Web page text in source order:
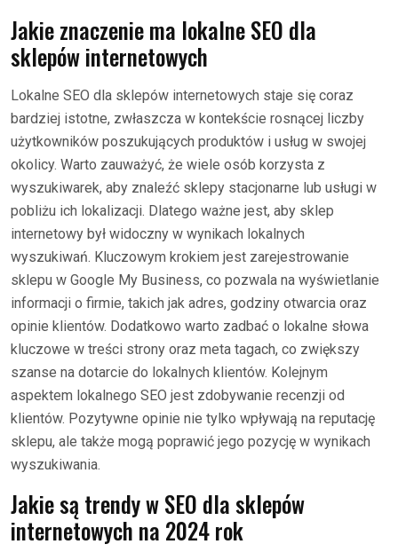
Jakie znaczenie ma lokalne SEO dla
sklepów internetowych
Lokalne SEO dla sklepów internetowych staje się coraz
bardziej istotne, zwłaszcza w kontekście rosnącej liczby
użytkowników poszukujących produktów i usług w swojej
okolicy. Warto zauważyć, że wiele osób korzysta z
wyszukiwarek, aby znaleźć sklepy stacjonarne lub usługi w
pobliżu ich lokalizacji. Dlatego ważne jest, aby sklep
internetowy był widoczny w wynikach lokalnych
wyszukiwań. Kluczowym krokiem jest zarejestrowanie
sklepu w Google My Business, co pozwala na wyświetlanie
informacji o firmie, takich jak adres, godziny otwarcia oraz
opinie klientów. Dodatkowo warto zadbać o lokalne słowa
kluczowe w treści strony oraz meta tagach, co zwiększy
szanse na dotarcie do lokalnych klientów. Kolejnym
aspektem lokalnego SEO jest zdobywanie recenzji od
klientów. Pozytywne opinie nie tylko wpływają na reputację
sklepu, ale także mogą poprawić jego pozycję w wynikach
wyszukiwania.
Jakie są trendy w SEO dla sklepów
internetowych na 2024 rok